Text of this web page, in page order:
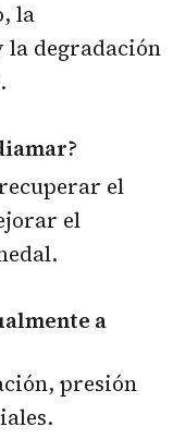
la
la degradación
el
el
a
presión